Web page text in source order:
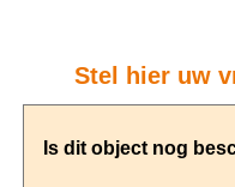
Stel hier uw